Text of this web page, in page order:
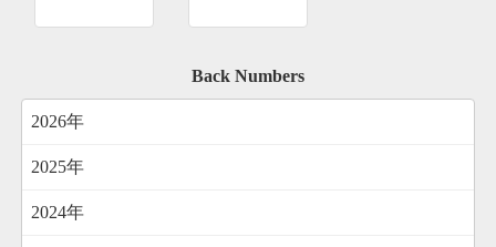
Back Numbers
2026年
2025年
2024年